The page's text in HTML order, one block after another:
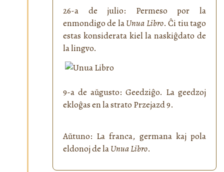
26-a de julio: Permeso por la
enmondigo de laUnua Libro. Ĉi tiu tago
estas konsiderata kiel la naskiĝdato de
la lingvo.
9-a de aŭgusto: Geedziĝo. La geedzoj
ekloĝas en la strato Przejazd 9.
Aŭtuno: La franca, germana kaj pola
eldonoj de laUnua Libro.